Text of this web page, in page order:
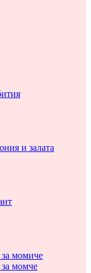
и залата
момиче
момче